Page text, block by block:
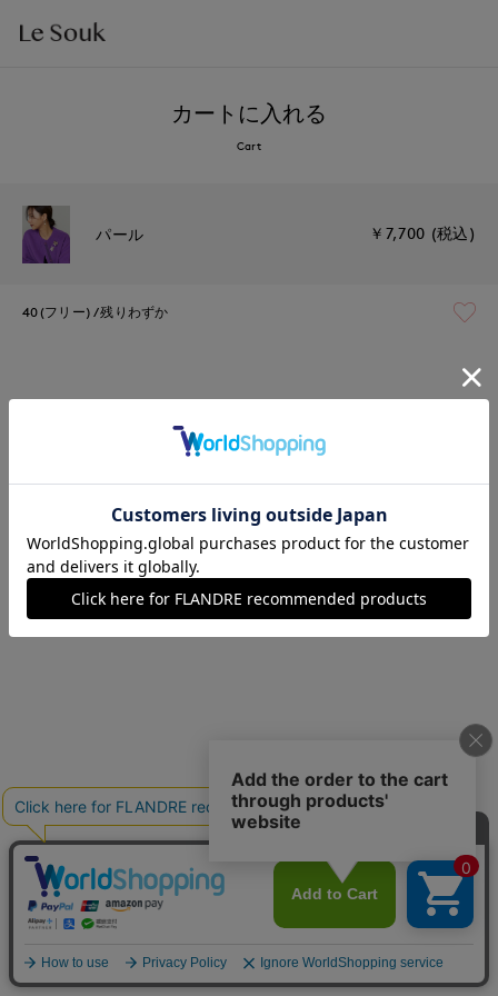
カートに入れる
Cart
パール ￥7,700 (税込)
40(フリー) 残りわずか